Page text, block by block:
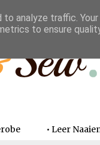
• Leer
analyze traffic.
to ensure